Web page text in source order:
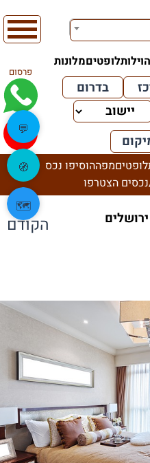
וילותלופטיםמלונות
פרסום
בדרום
לופטיםמפההוסיפו נכס
הצטרפו
הקודם
💬
🧭
🗺️